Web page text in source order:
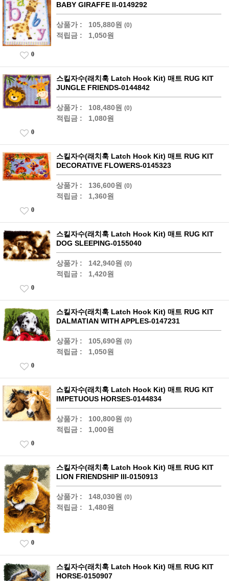
BABY GIRAFFE II-0149292
상품가 : 105,880원 (0)
적립금 : 1,050원
0
스킬자수(래치훅 Latch Hook Kit) 매트 RUG KIT
JUNGLE FRIENDS-0144842
상품가 : 108,480원 (0)
적립금 : 1,080원
0
스킬자수(래치훅 Latch Hook Kit) 매트 RUG KIT
DECORATIVE FLOWERS-0145323
상품가 : 136,600원 (0)
적립금 : 1,360원
0
스킬자수(래치훅 Latch Hook Kit) 매트 RUG KIT
DOG SLEEPING-0155040
상품가 : 142,940원 (0)
적립금 : 1,420원
0
스킬자수(래치훅 Latch Hook Kit) 매트 RUG KIT
DALMATIAN WITH APPLES-0147231
상품가 : 105,690원 (0)
적립금 : 1,050원
0
스킬자수(래치훅 Latch Hook Kit) 매트 RUG KIT
IMPETUOUS HORSES-0144834
상품가 : 100,800원 (0)
적립금 : 1,000원
0
스킬자수(래치훅 Latch Hook Kit) 매트 RUG KIT
LION FRIENDSHIP III-0150913
상품가 : 148,030원 (0)
적립금 : 1,480원
0
스킬자수(래치훅 Latch Hook Kit) 매트 RUG KIT
HORSE-0150907